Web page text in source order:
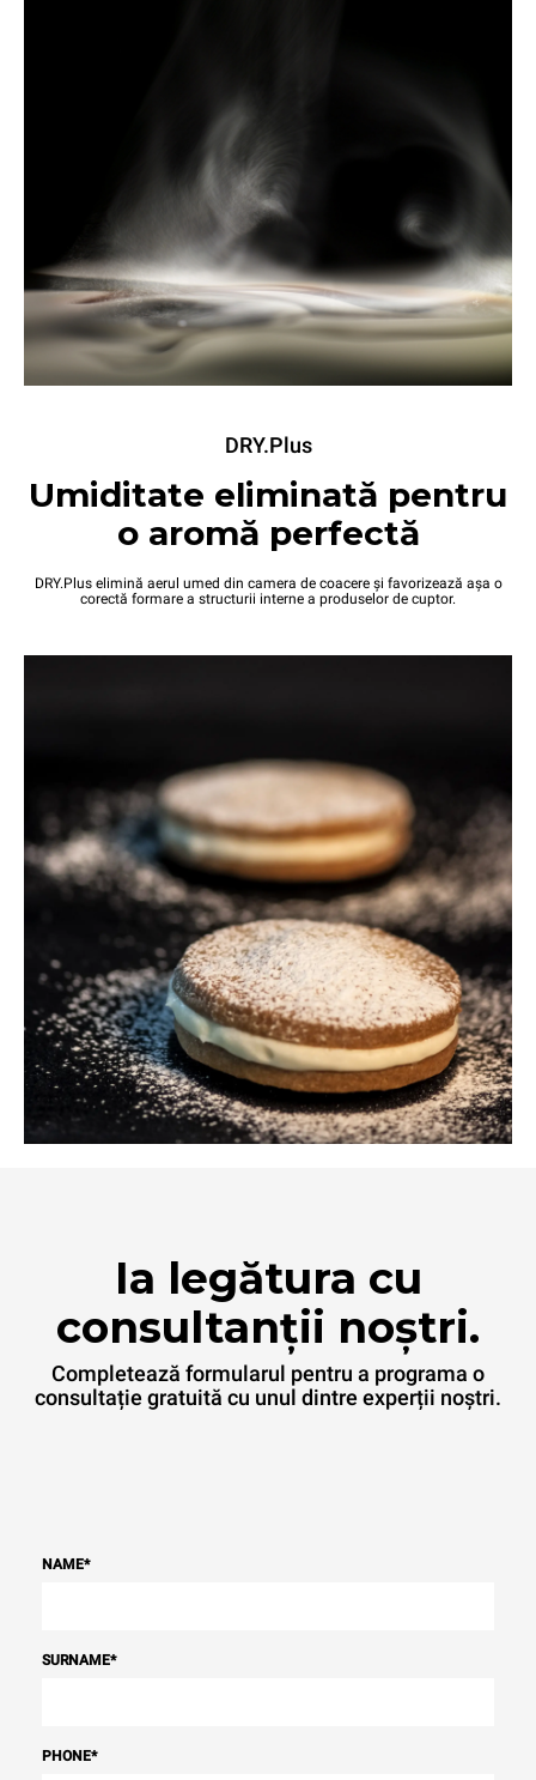
DRY.Plus
Umiditate eliminată pentru
o aromă perfectă
DRY.Plus elimină aerul umed din camera de coacere și favorizează așa o
corectă formare a structurii interne a produselor de cuptor.
Ia legătura cu
consultanții noștri.
Completează formularul pentru a programa o
consultație gratuită cu unul dintre experții noștri.
NAME*
SURNAME*
PHONE*